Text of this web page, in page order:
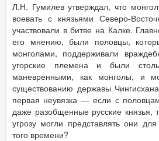
Л.Н. Гумилев утверждал, что
воевать с князьями Северо-
участвовали в битве на Калке.
его мнению, были половцы,
монголами, поддерживали
угорские племена и были
маневренными, как монголы, и
существованию державы
первая неувязка — если с
даже разобщенные русские князья,
угрозу могли представлять они
того времени?